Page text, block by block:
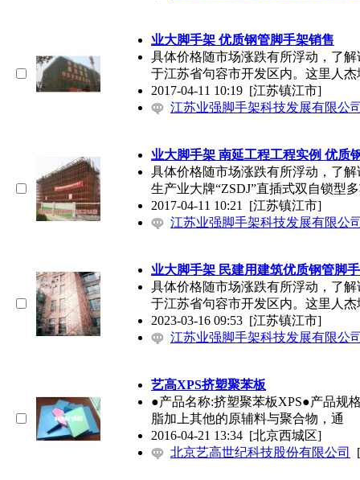
业大脚手架 优质钢管脚手架销售
具体价格随市场涨跌有所浮动，了
于江苏省句容市开发区内。这里人杰
2017-04-11 10:19 [江苏镇江市]
江苏业强脚手架科技发展有限公
业大脚手架 南延工程工程实例 优质
具体价格随市场涨跌有所浮动，了
生产业大牌“ZSDJ”直插式双自锁型
2017-04-11 10:21 [江苏镇江市]
江苏业强脚手架科技发展有限公
业大脚手架 民建用建筑优质钢管脚
具体价格随市场涨跌有所浮动，了
于江苏省句容市开发区内。这里人杰
2023-03-16 09:53 [江苏镇江市]
江苏业强脚手架科技发展有限公
艺高XPS挤塑聚苯板
●产品名称:挤塑聚苯板XPS●产品规
脂加上其他的原辅料与聚合物，通
2016-04-21 13:34 [北京西城区]
北京艺高世纪科技股份有限公司